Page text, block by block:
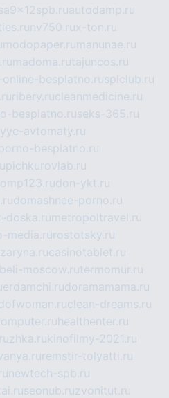
autodamp.ru
nv750.rux-ton.ru
modopaper.ru manunae.ru
madoma.rutajuncos.ru
besplatno.rusplclub.ru
ribery.rucleanmedicine.ru
besplatno.ruseks-365.ru
avtomaty.ru
besplatno.ru
pichkurovlab.ru
don-ykt.ru
domashnee-porno.ru
doska.ru metropoltravel.ru
media.ru rostotsky.ru
zaryna.rucasinotablet.ru
moscow.rutermomur.ru
erdamchi.rudoramamama.ru
clean-dreams.ru
healthenter.ru
kinofilmy-2021.ru
remstir-tolyatti.ru
newtech-spb.ru
seonub.ruzvonitut.ru